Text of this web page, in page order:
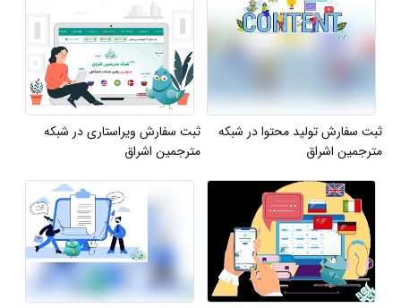
ثبت سفارش تولید محتوا در شبکه
مترجمین اشراق
ثبت سفارش ویراستاری در شبکه
مترجمین اشراق